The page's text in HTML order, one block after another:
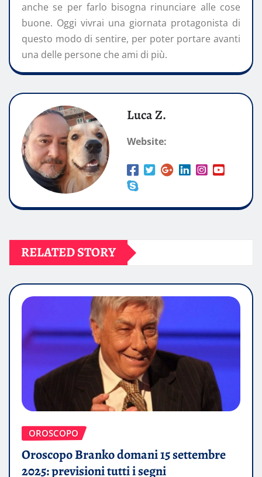
anche se per farlo bisogna rinunciare alle cose
buone. Oggi vivrai una giornata protagonista di
questo modo di sentire, per poter portare avanti
una delle persone che ami di più.
Luca Z.
Website:
RELATED STORY
OROSCOPO
Oroscopo Branko domani 15 settembre
2025: previsioni tutti i segni